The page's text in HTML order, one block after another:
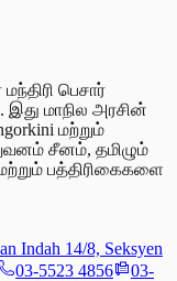
பெசார்
மாநில அரசின்
மற்றும்
சீனம், தமிழும்
பத்திரிகைகளை
Indah 14/8, Seksyen
03-5523 4856
03-